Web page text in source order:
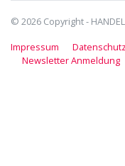
© 2026 Copyright -
Impressum
Newsletter Anmeldung